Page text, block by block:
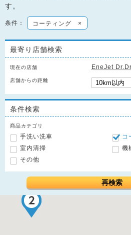
す。
条件： コーティング ×
最寄り店舗検索
現在の店舗 EneJet
店舗からの距離
条件検索
商品カテゴリ
手洗い洗車
コ
室内清掃
機
その他
再検索